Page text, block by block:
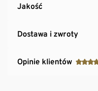
Jakość
Dostawa i zwroty
Opinie klientów